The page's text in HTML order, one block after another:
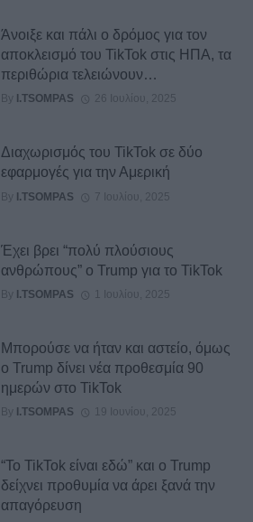
Άνοιξε και πάλι ο δρόμος για τον
αποκλεισμό του TikTok στις ΗΠΑ, τα
περιθώρια τελειώνουν…
By I.TSOMPAS 26 Ιουλίου, 2025
Διαχωρισμός του TikTok σε δύο
εφαρμογές για την Αμερική
By I.TSOMPAS 7 Ιουλίου, 2025
Έχει βρει “πολύ πλούσιους
ανθρώπους” ο Trump για το TikTok
By I.TSOMPAS 1 Ιουλίου, 2025
Μπορούσε να ήταν και αστείο, όμως
ο Trump δίνει νέα προθεσμία 90
ημερών στο TikTok
By I.TSOMPAS 19 Ιουνίου, 2025
“Το TikTok είναι εδώ” και ο Trump
δείχνει προθυμία να άρει ξανά την
απαγόρευση